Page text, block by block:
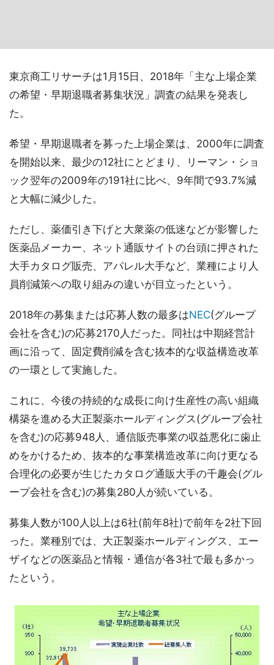
東京商工リサーチは1月15日、2018年「主な上場企業
の希望・早期退職者募集状況」調査の結果を発表し
た。
希望・早期退職者を募った上場企業は、2000年に調査
を開始以来、最少の12社にとどまり、リーマン・ショ
ック翌年の2009年の191社に比べ、9年間で93.7%減
と大幅に減少した。
ただし、薬価引き下げと大衆薬の低迷などが影響した
医薬品メーカー、ネット通販サイトの台頭に押された
大手カタログ販売、アパレル大手など、業種により人
員削減策への取り組みの違いが目立ったという。
2018年の募集または応募人数の最多はNEC(グループ
会社を含む)の応募2170人だった。同社は中期経営計
画に沿って、固定費削減を含む抜本的な収益構造改革
の一環として実施した。
これに、今後の持続的な成長に向け生産性の高い組織
構築を進める大正製薬ホールディングス(グループ会社
を含む)の応募948人、通信販売事業の収益悪化に歯止
めをかけるため、抜本的な事業構造改革に向け更なる
合理化の必要が生じたカタログ通販大手の千趣会(グル
ープ会社を含む)の募集280人が続いている。
募集人数が100人以上は6社(前年8社)で前年を2社下回
った。業種別では、大正製薬ホールディングス、エー
ザイなどの医薬品と情報・通信が各3社で最も多かっ
たという。